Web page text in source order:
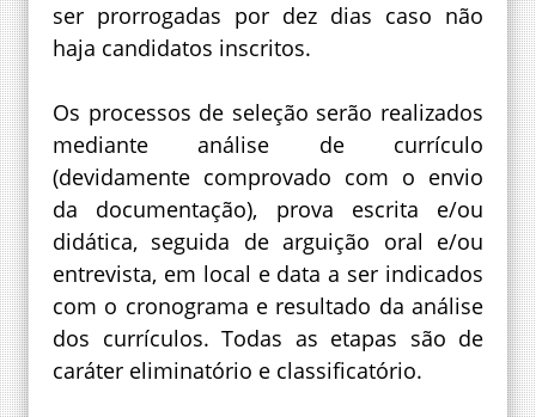
ser prorrogadas por dez dias caso não
haja candidatos inscritos.
Os processos de seleção serão realizados
mediante análise de currículo
(devidamente comprovado com o envio
da documentação), prova escrita e/ou
didática, seguida de arguição oral e/ou
entrevista, em local e data a ser indicados
com o cronograma e resultado da análise
dos currículos. Todas as etapas são de
caráter eliminatório e classificatório.